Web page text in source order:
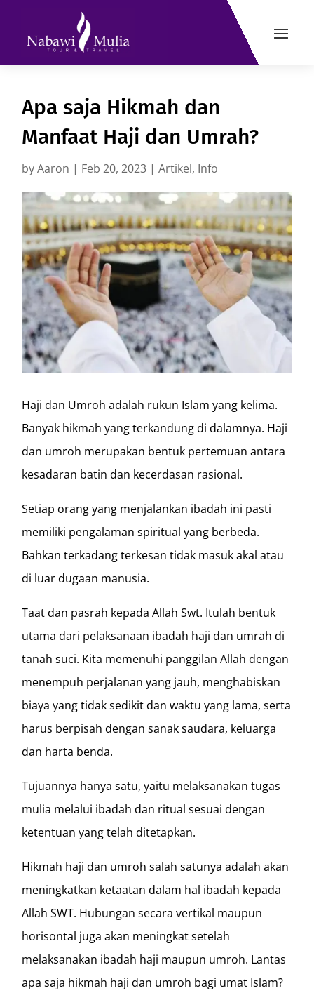
Apa saja Hikmah dan
Manfaat Haji dan Umrah?
byAaron | Feb 20, 2023 |Artikel, Info
Haji dan Umroh adalah rukun Islam yang kelima.
Banyak hikmah yang terkandung di dalamnya. Haji
dan umroh merupakan bentuk pertemuan antara
kesadaran batin dan kecerdasan rasional.
Setiap orang yang menjalankan ibadah ini pasti
memiliki pengalaman spiritual yang berbeda.
Bahkan terkadang terkesan tidak masuk akal atau
di luar dugaan manusia.
Taat dan pasrah kepada Allah Swt. Itulah bentuk
utama dari pelaksanaan ibadah haji dan umrah di
tanah suci. Kita memenuhi panggilan Allah dengan
menempuh perjalanan yang jauh, menghabiskan
biaya yang tidak sedikit dan waktu yang lama, serta
harus berpisah dengan sanak saudara, keluarga
dan harta benda.
Tujuannya hanya satu, yaitu melaksanakan tugas
mulia melalui ibadah dan ritual sesuai dengan
ketentuan yang telah ditetapkan.
Hikmah haji dan umroh salah satunya adalah akan
meningkatkan ketaatan dalam hal ibadah kepada
Allah SWT. Hubungan secara vertikal maupun
horisontal juga akan meningkat setelah
melaksanakan ibadah haji maupun umroh. Lantas
apa saja hikmah haji dan umroh bagi umat Islam?